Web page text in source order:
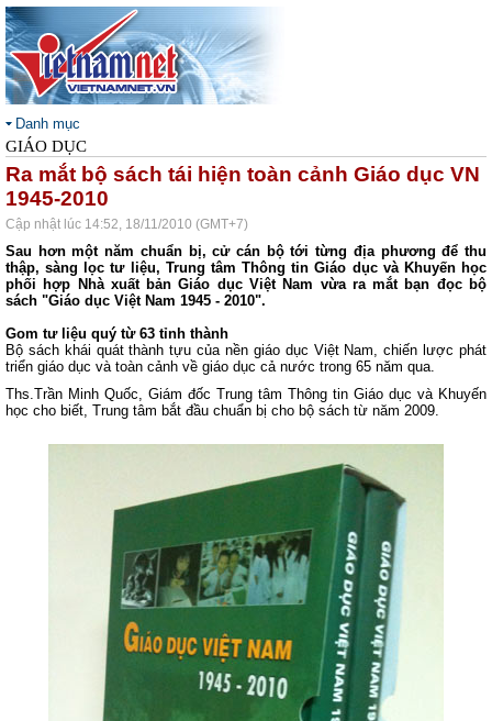
Danh mục
GIÁO DỤC
Ra mắt bộ sách tái hiện toàn cảnh Giáo dục VN
1945-2010
Cập nhật lúc 14:52, 18/11/2010 (GMT+7)
Sau hơn một năm chuẩn bị, cử cán bộ tới từng địa phương để thu
thập, sàng lọc tư liệu, Trung tâm Thông tin Giáo dục và Khuyến học
phối hợp Nhà xuất bản Giáo dục Việt Nam vừa ra mắt bạn đọc bộ
sách "Giáo dục Việt Nam 1945 - 2010".
Gom tư liệu quý từ 63 tỉnh thành
Bộ sách khái quát thành tựu của nền giáo dục Việt Nam, chiến lược phát
triển giáo dục và toàn cảnh về giáo dục cả nước trong 65 năm qua.
Ths.Trần Minh Quốc, Giám đốc Trung tâm Thông tin Giáo dục và Khuyến
học cho biết, Trung tâm bắt đầu chuẩn bị cho bộ sách từ năm 2009.